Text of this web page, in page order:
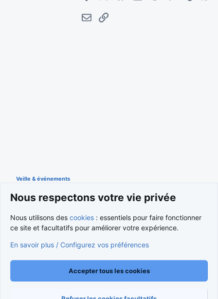
E-mailLien
Veille & événements
Cookies
Nous contacter
Conditions et règlement
Politique de confidentialité
Accueil
Community platform by XenForo
© 2010-2026 XenForo Ltd.
Traduction française par XenForo FR| Media embeds via s9e/MediaSites
Nous respectons votre vie privée
Nous utilisons des cookies : essentiels pour faire fonctionner
ce site et facultatifs pour améliorer votre expérience.
En savoir plus / Configurez vos préférences
Accepter tous les cookies